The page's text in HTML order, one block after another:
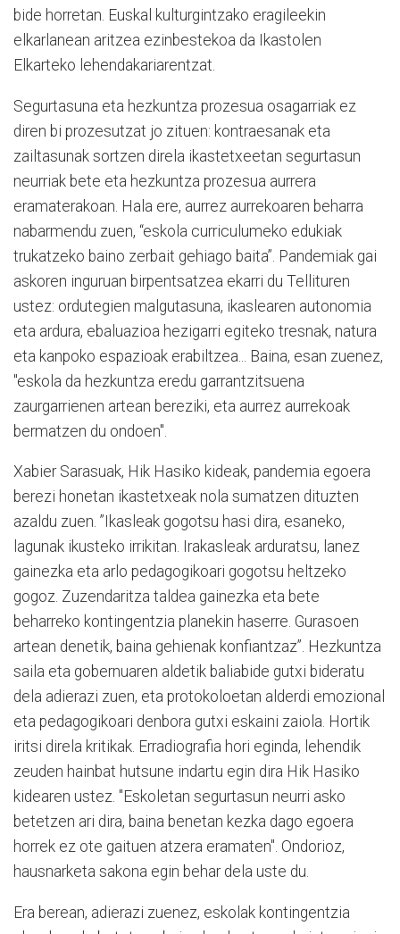
bide horretan. Euskal kulturgintzako eragileekin
elkarlanean aritzea ezinbestekoa da Ikastolen
Elkarteko lehendakariarentzat.
Segurtasuna eta hezkuntza prozesua osagarriak ez
diren bi prozesutzat jo zituen: kontraesanak eta
zailtasunak sortzen direla ikastetxeetan segurtasun
neurriak bete eta hezkuntza prozesua aurrera
eramaterakoan. Hala ere, aurrez aurrekoaren beharra
nabarmendu zuen, “eskola curriculumeko edukiak
trukatzeko baino zerbait gehiago baita”. Pandemiak gai
askoren inguruan birpentsatzea ekarri du Tellituren
ustez: ordutegien malgutasuna, ikaslearen autonomia
eta ardura, ebaluazioa hezigarri egiteko tresnak, natura
eta kanpoko espazioak erabiltzea... Baina, esan zuenez,
"eskola da hezkuntza eredu garrantzitsuena
zaurgarrienen artean bereziki, eta aurrez aurrekoak
bermatzen du ondoen".
Xabier Sarasuak, Hik Hasiko kideak, pandemia egoera
berezi honetan ikastetxeak nola sumatzen dituzten
azaldu zuen. ”Ikasleak gogotsu hasi dira, esaneko,
lagunak ikusteko irrikitan. Irakasleak arduratsu, lanez
gainezka eta arlo pedagogikoari gogotsu heltzeko
gogoz. Zuzendaritza taldea gainezka eta bete
beharreko kontingentzia planekin haserre. Gurasoen
artean denetik, baina gehienak konfiantzaz”. Hezkuntza
saila eta gobernuaren aldetik baliabide gutxi bideratu
dela adierazi zuen, eta protokoloetan alderdi emozional
eta pedagogikoari denbora gutxi eskaini zaiola. Hortik
iritsi direla kritikak. Erradiografia hori eginda, lehendik
zeuden hainbat hutsune indartu egin dira Hik Hasiko
kidearen ustez. "Eskoletan segurtasun neurri asko
betetzen ari dira, baina benetan kezka dago egoera
horrek ez ote gaituen atzera eramaten". Ondorioz,
hausnarketa sakona egin behar dela uste du.
Era berean, adierazi zuenez, eskolak kontingentzia